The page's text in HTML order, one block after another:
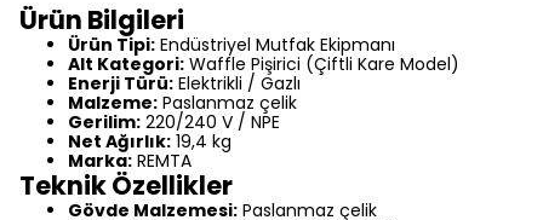
Ürün Bilgileri
Ürün Tipi: Endüstriyel Mutfak Ekipmanı
Alt Kategori: Waffle Pişirici (Çiftli Kare Model)
Enerji Türü: Elektrikli / Gazlı
Malzeme: Paslanmaz çelik
Gerilim: 220/240 V / NPE
Net Ağırlık: 19,4 kg
Marka: REMTA
Teknik Özellikler
Gövde Malzemesi: Paslanmaz çelik